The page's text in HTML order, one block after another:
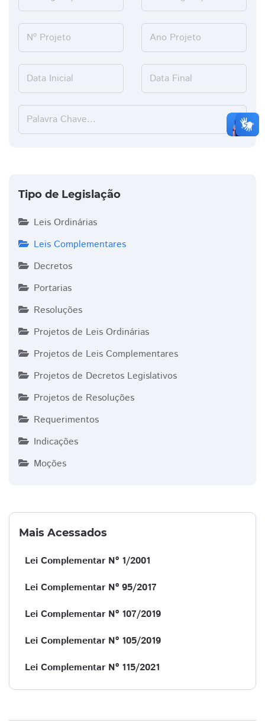
Nº Projeto Ano Projeto
Data Inicial Data Final
Palavra Chave... search
Tipo de Legislação
Leis Ordinárias
Leis Complementares
Decretos
Portarias
Resoluções
Projetos de Leis Ordinárias
Projetos de Leis Complementares
Projetos de Decretos Legislativos
Projetos de Resoluções
Requerimentos
Indicações
Moções
Mais Acessados
Lei Complementar Nº 1/2001
Lei Complementar Nº 95/2017
Lei Complementar Nº 107/2019
Lei Complementar Nº 105/2019
Lei Complementar Nº 115/2021